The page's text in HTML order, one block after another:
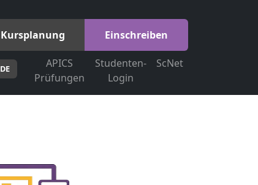
Kursplanung Einschreiben
DE
APICS
Prüfungen
Studenten-
Login
ScNet